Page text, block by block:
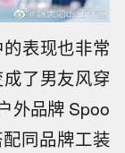
表现也非常
了男友风穿
外品牌 Spoo
同品牌工装